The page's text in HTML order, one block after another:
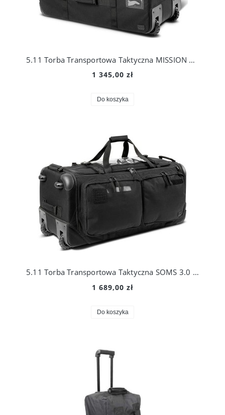
5.11 Torba Transportowa Taktyczna MISSION READY 3.0 56477
1 345,00 zł
Do koszyka
5.11 Torba Transportowa Taktyczna SOMS 3.0 56476
1 689,00 zł
Do koszyka